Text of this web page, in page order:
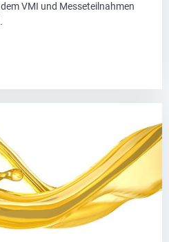
VMI und Messeteilnahmen